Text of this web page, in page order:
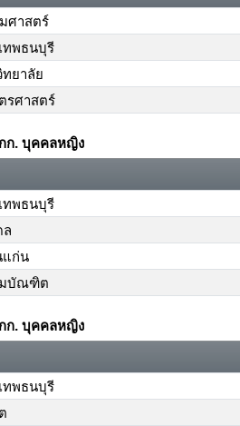
ศาสตร์
ทพธนบุรี
ยาลัย
รศาสตร์
ก. บุคคลหญิง
ทพธนบุรี
แก่น
มบัณฑิต
ก. บุคคลหญิง
ทพธนบุรี